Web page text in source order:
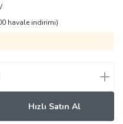
havale indirimi)
Hızlı Satın Al